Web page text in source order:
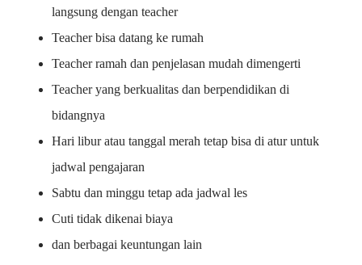
langsung dengan teacher
Teacher bisa datang ke rumah
Teacher ramah dan penjelasan mudah dimengerti
Teacher yang berkualitas dan berpendidikan di
bidangnya
Hari libur atau tanggal merah tetap bisa di atur untuk
jadwal pengajaran
Sabtu dan minggu tetap ada jadwal les
Cuti tidak dikenai biaya
dan berbagai keuntungan lain